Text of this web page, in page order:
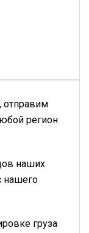
регион
наших
нашего
груза